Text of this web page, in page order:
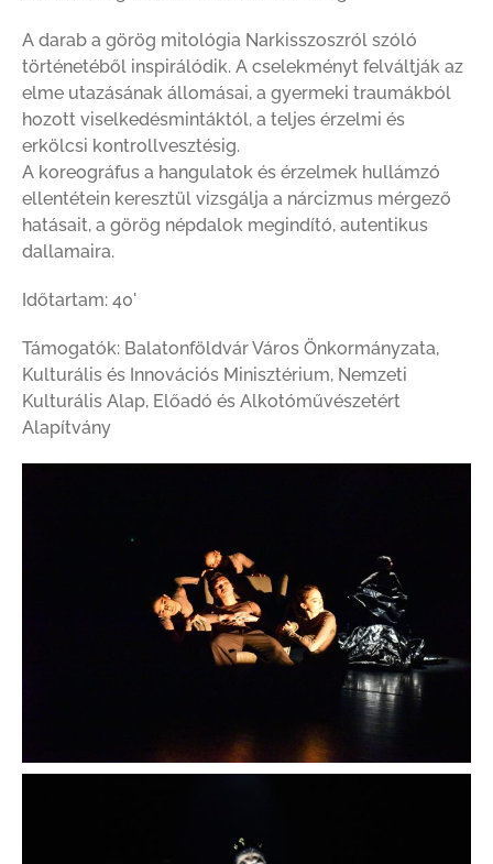
A darab a görög mitológia Narkisszoszról szóló
történetéből inspirálódik. A cselekményt felváltják az
elme utazásának állomásai, a gyermeki traumákból
hozott viselkedésmintáktól, a teljes érzelmi és
erkölcsi kontrollvesztésig.
A koreográfus a hangulatok és érzelmek hullámzó
ellentétein keresztül vizsgálja a nárcizmus mérgező
hatásait, a görög népdalok megindító, autentikus
dallamaira.
Időtartam: 40'
Támogatók: Balatonföldvár Város Önkormányzata,
Kulturális és Innovációs Minisztérium, Nemzeti
Kulturális Alap, Előadó és Alkotóművészetért
Alapítvány